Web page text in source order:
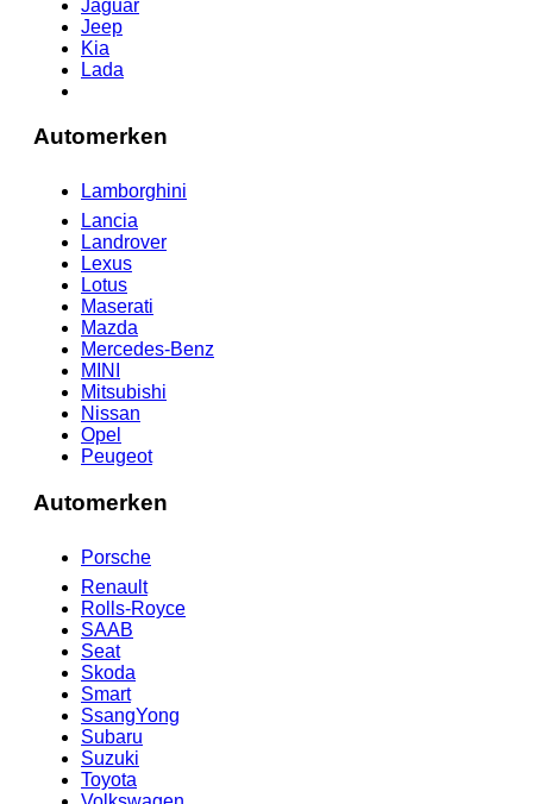
Jaguar
Jeep
Kia
Lada
Automerken
Lamborghini
Lancia
Landrover
Lexus
Lotus
Maserati
Mazda
Mercedes-Benz
MINI
Mitsubishi
Nissan
Opel
Peugeot
Automerken
Porsche
Renault
Rolls-Royce
SAAB
Seat
Skoda
Smart
SsangYong
Subaru
Suzuki
Toyota